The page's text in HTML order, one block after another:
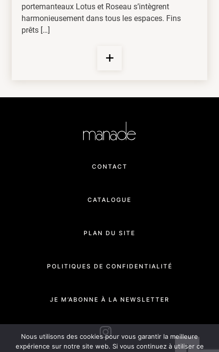
portemanteaux Lotus et Roseau s’intègrent
harmonieusement dans tous les espaces. Fins
prêts […]
CONTACT
CATALOGUE
PLAN DU SITE
POLITIQUES DE CONFIDENTIALITÉ
JE M’ABONNE À LA NEWSLETTER
Nous utilisons des cookies pour vous garantir la meilleure
expérience sur notre site web. Si vous continuez à utiliser ce